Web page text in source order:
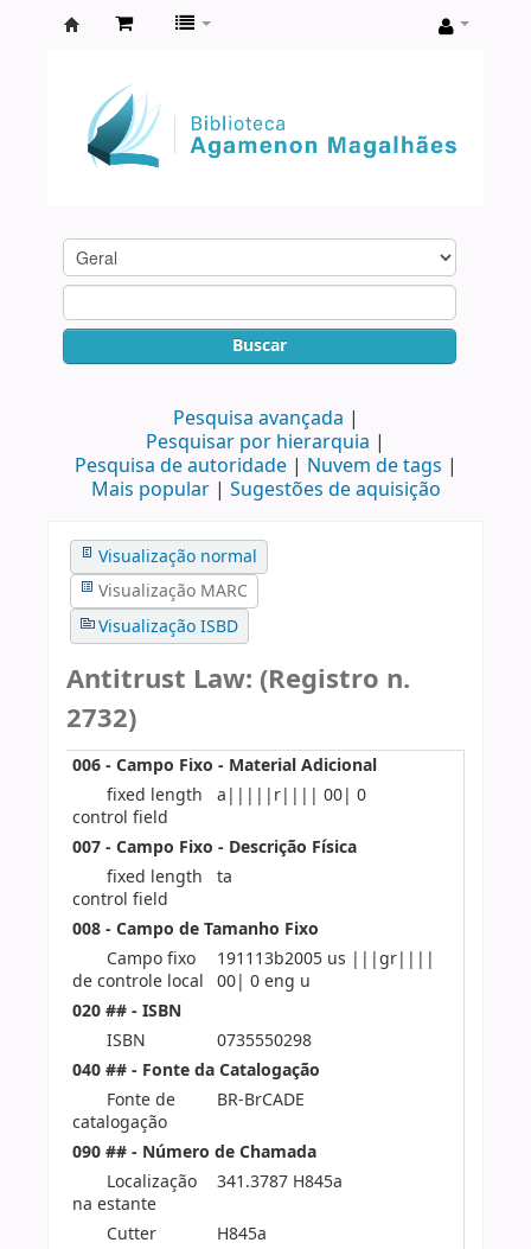
Agamenon
Magalhães
Buscar
Pesquisa avançada
Pesquisar por hierarquia
Pesquisa de autoridade
Nuvem de tags
Mais popular
Sugestões de aquisição
Visualização normal
Visualização MARC
Visualização ISBD
Antitrust Law: (Registro n.
2732)
006 - Campo Fixo - Material Adicional
fixed length
control field
a|||||r|||| 00| 0
007 - Campo Fixo - Descrição Física
fixed length
control field
ta
008 - Campo de Tamanho Fixo
Campo fixo
de controle local
191113b2005 us |||gr||||
00| 0 eng u
020 ## - ISBN
ISBN
0735550298
040 ## - Fonte da Catalogação
Fonte de
catalogação
BR-BrCADE
090 ## - Número de Chamada
Localização
na estante
341.3787 H845a
Cutter
H845a